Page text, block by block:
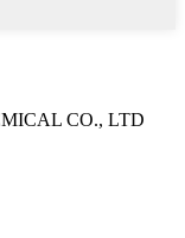
CO., LTD